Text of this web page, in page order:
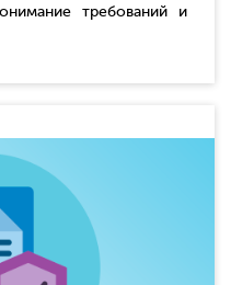
требований и